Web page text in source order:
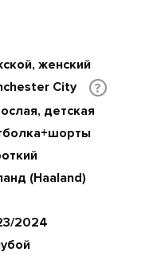
женский
City
?
детская
(Haaland)
2024